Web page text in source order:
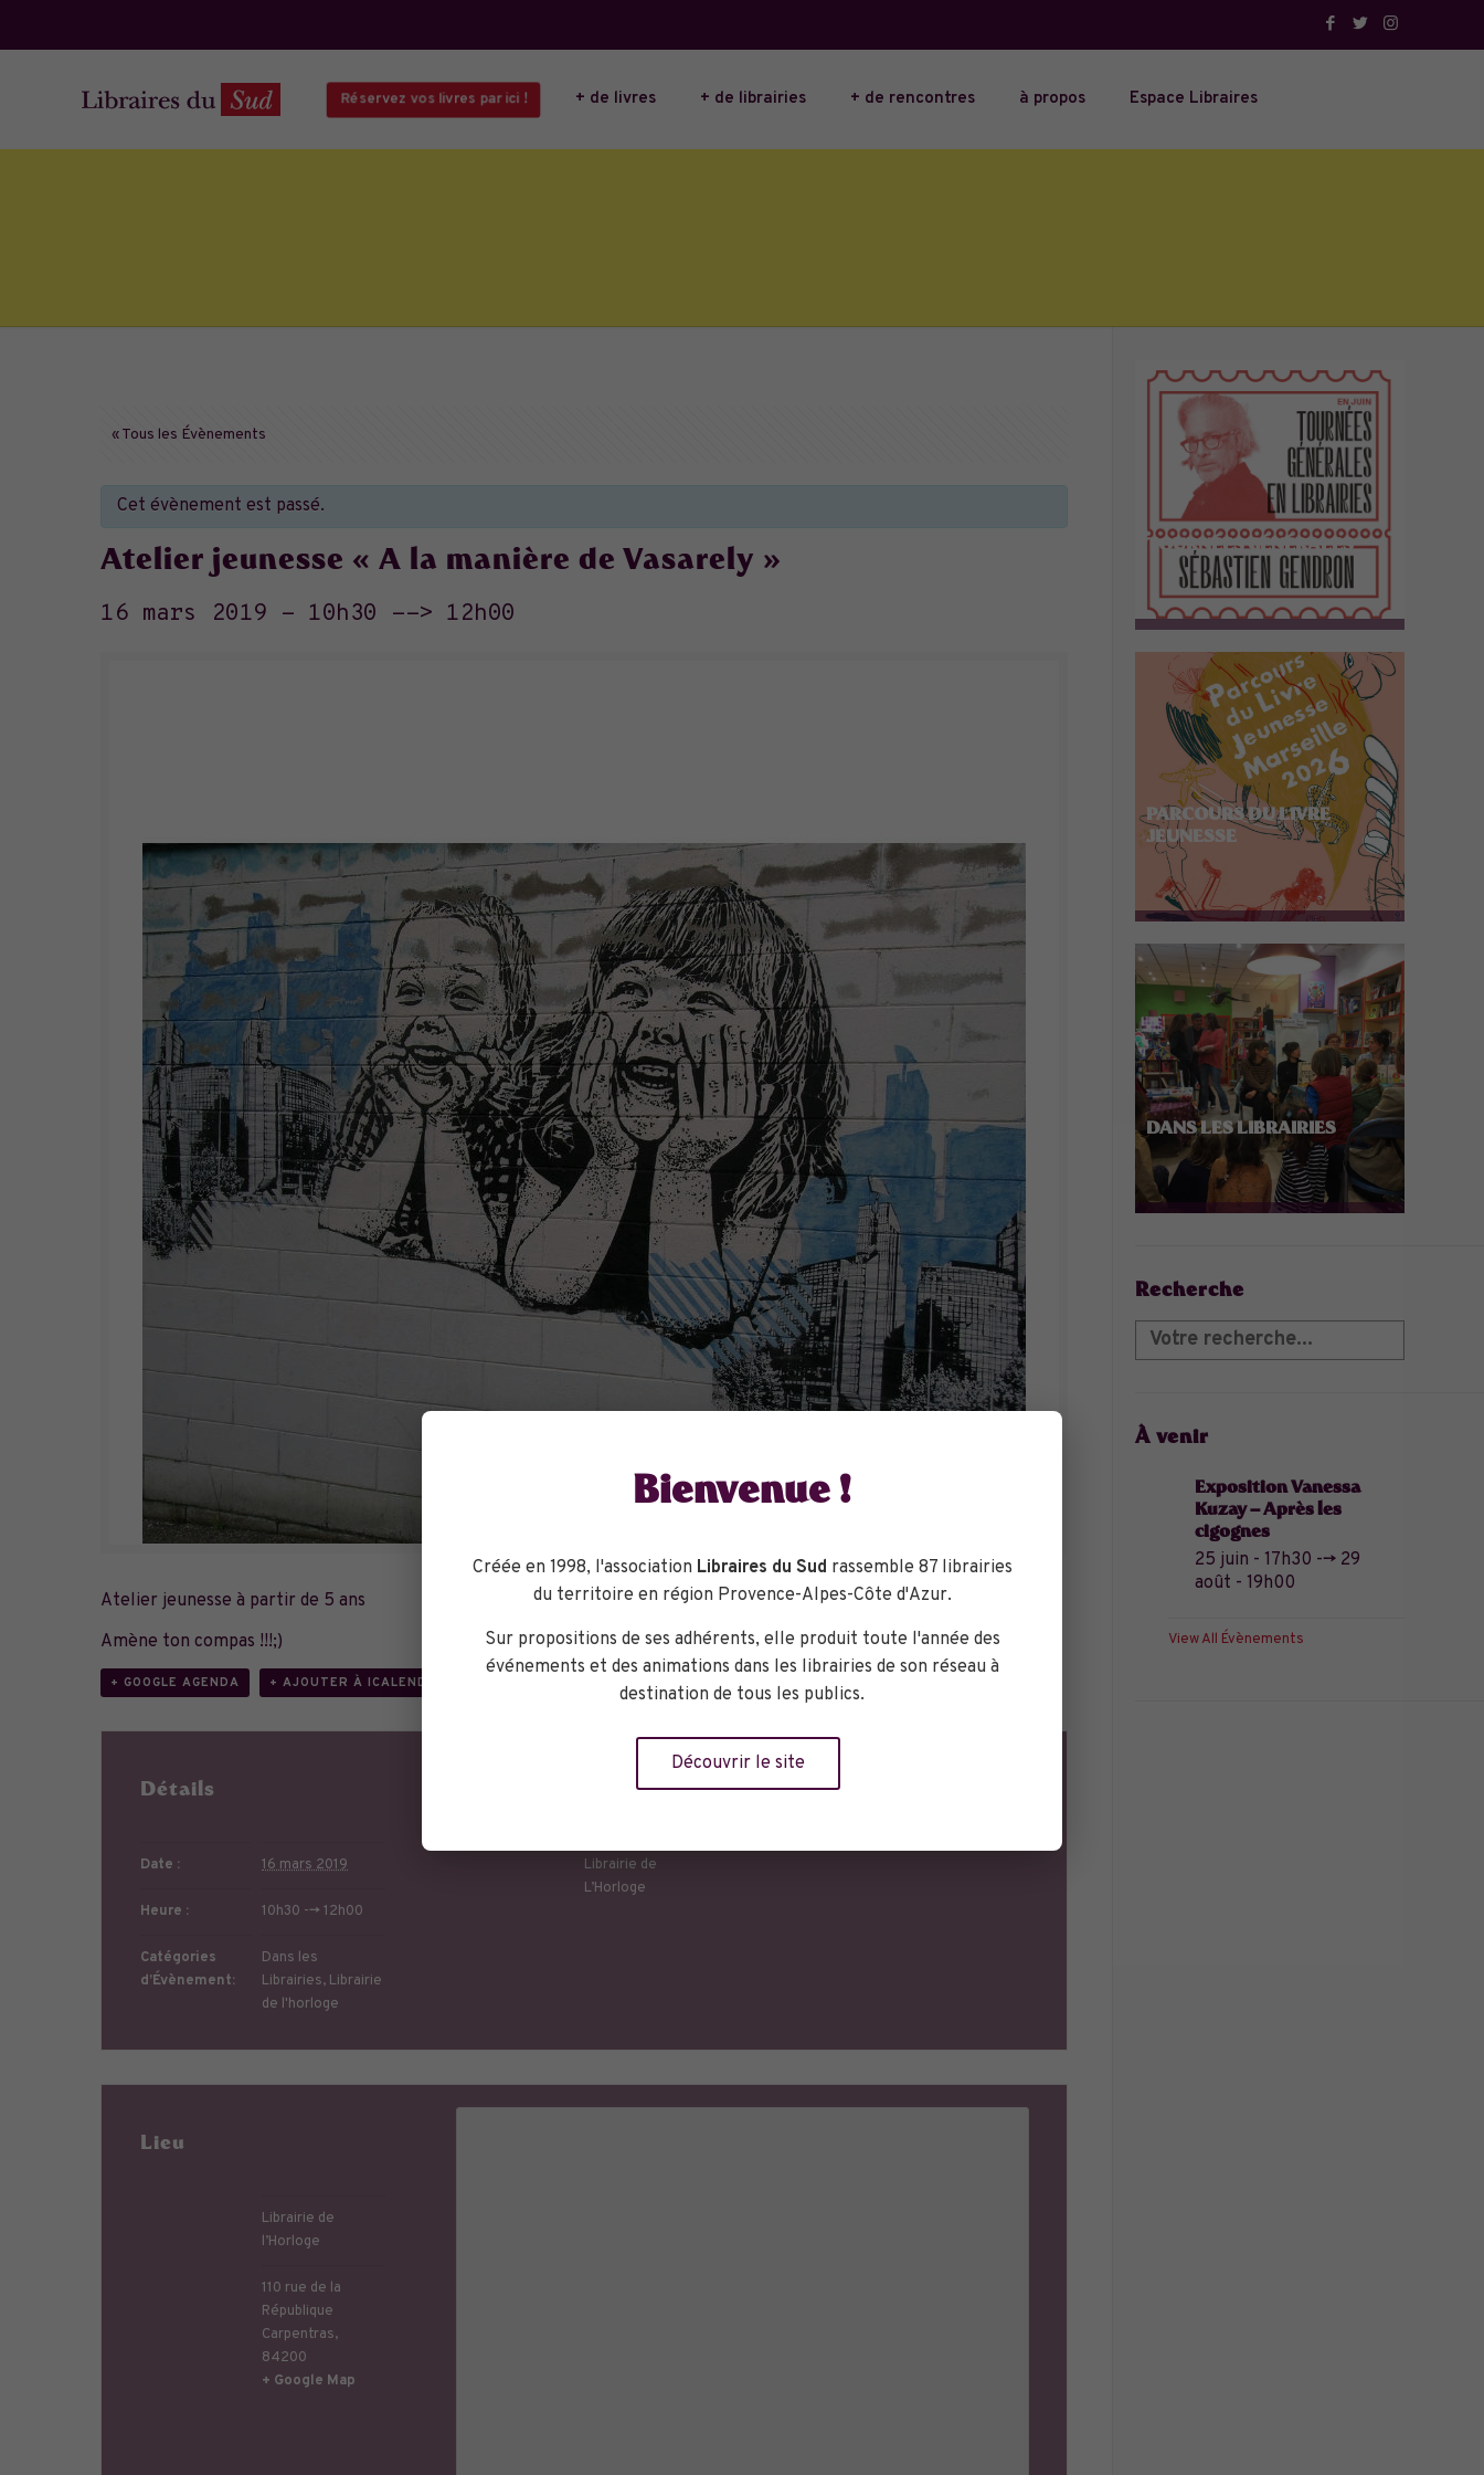
Réservez vos livres par ici ! + de livres + de librairies + de rencontres à propos Espace Libraires
« Tous les Évènements
Cet évènement est passé.
Atelier jeunesse « A la manière de Vasarely »
16 mars 2019 - 10h30 --> 12h00
Atelier jeunesse à partir de 5 ans
Amène ton compas !!!;)
+ GOOGLE AGENDA + AJOUTER À ICALENDAR
Détails
Date : 16 mars 2019
Heure : 10h30 --> 12h00
Catégories
d’Évènement:
Dans les
Librairies, Librairie
de l'horloge
Librairie de
L’Horloge
Lieu
Librairie de
l’Horloge
110 rue de la
République
Carpentras,
84200
+ Google Map
TOURNÉES GÉNÉRALES
PARCOURS DU LIVRE
JEUNESSE
DANS LES LIBRAIRIES
Recherche
À venir
Exposition Vanessa
Kuzay – Après les
cigognes
25 juin - 17h30 --> 29
août - 19h00
View All Évènements
Bienvenue !
Créée en 1998, l'association Libraires du Sud rassemble 87 librairies
du territoire en région Provence-Alpes-Côte d'Azur.
Sur propositions de ses adhérents, elle produit toute l'année des
événements et des animations dans les librairies de son réseau à
destination de tous les publics.
Découvrir le site